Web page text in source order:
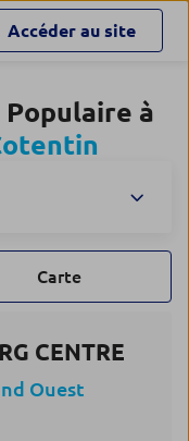
Accéder au site
Populaire à
Carte
CENTRE
Ouest